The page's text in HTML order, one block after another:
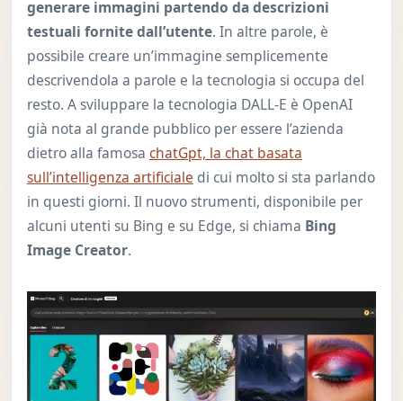
generare immagini partendo da descrizioni
testuali fornite dall’utente. In altre parole, è
possibile creare un’immagine semplicemente
descrivendola a parole e la tecnologia si occupa del
resto. A sviluppare la tecnologia DALL-E è OpenAI
già nota al grande pubblico per essere l’azienda
dietro alla famosa chatGpt, la chat basata
sull’intelligenza artificiale di cui molto si sta parlando
in questi giorni. Il nuovo strumenti, disponibile per
alcuni utenti su Bing e su Edge, si chiama Bing
Image Creator.